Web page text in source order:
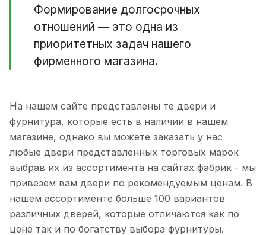
Формирование долгосрочных
отношений — это одна из
приоритетных задач нашего
фирменного магазина.
На нашем сайте представлены те двери и
фурнитура, которые есть в наличии в нашем
магазине, однако вы можете заказать у нас
любые двери представленных торговых марок
выбрав их из ассортимента на сайтах фабрик - мы
привезем вам двери по рекомендуемым ценам. В
нашем ассортименте больше 100 вариантов
различных дверей, которые отличаются как по
цене так и по богатству выбора фурнитуры.